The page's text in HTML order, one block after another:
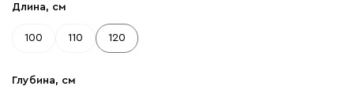
Длина, см
100 110 120
Глубина, см